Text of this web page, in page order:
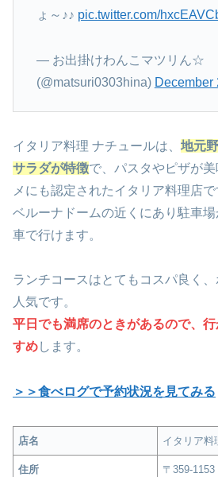
ょ～♪♪ pic.twitter.com/
— お出掛けわんこマツリん☆
(@matsuri0303hina) December
イタリア料理 ナチュールは、 地元
サラダが特徴で、パスタやピザが美
メにも認定されたイタリア料理店で
ベルーナドームの近くにあり駐車
車で行けます。
ランチコースはとてもコスパ良く
人気です。
平日でも満席のときがあるので、
すめします。
＞＞食べログで予約状況を見てみる
店名 イタリア料
住所 〒359-